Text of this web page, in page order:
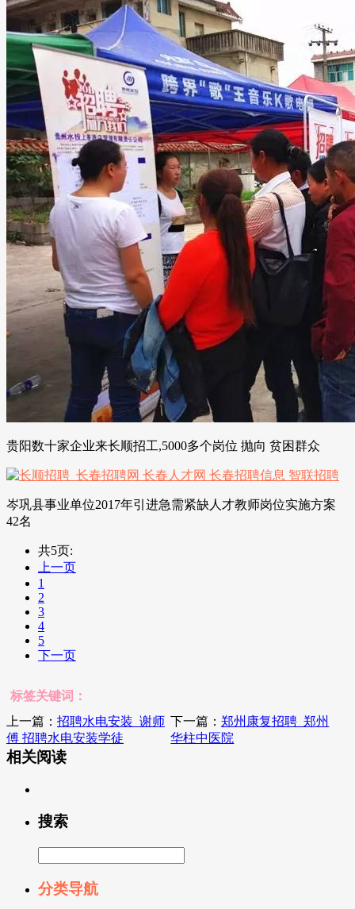
贵阳数十家企业来长顺招工,5000多个岗位 抛向 贫困群众
岑巩县事业单位2017年引进急需紧缺人才教师岗位实施方案
42名
共5页:
上一页
1
2
3
4
5
下一页
标签关键词：
上一篇： 招聘水电安装_谢师
傅 招聘水电安装学徒
下一篇：郑州康复招聘_郑州
华柱中医院
相关阅读
搜索
分类导航